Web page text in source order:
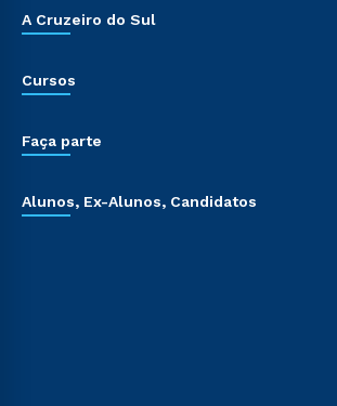
A Cruzeiro do Sul
Cursos
Faça parte
Alunos, Ex-Alunos, Candidatos